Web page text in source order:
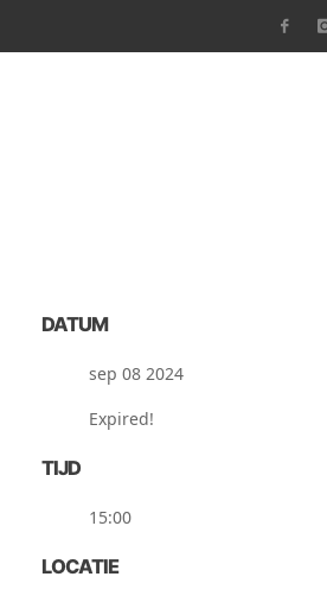
DATUM
sep 08 2024
Expired!
TIJD
15:00
LOCATIE